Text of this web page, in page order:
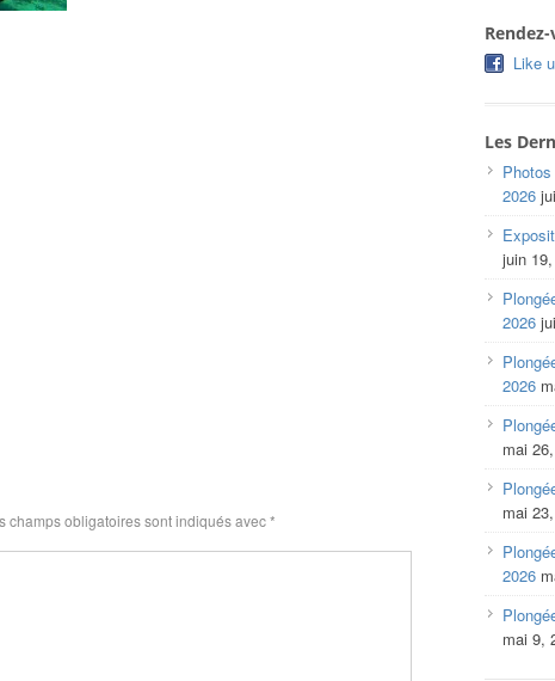
champs obligatoires sont indiqués avec*
Like
Les
2026
juin
2026
2026
mai
mai
2026
mai 9,